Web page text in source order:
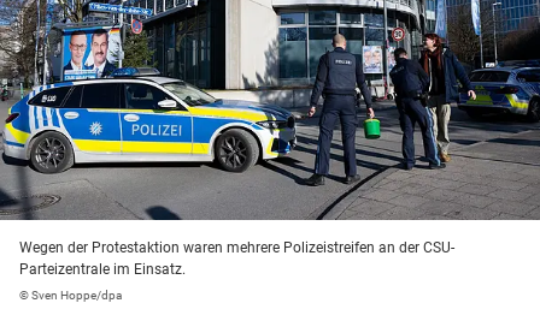
Wegen der Protestaktion waren mehrere Polizeistreifen an der CSU-
Parteizentrale im Einsatz.
© Sven Hoppe/dpa